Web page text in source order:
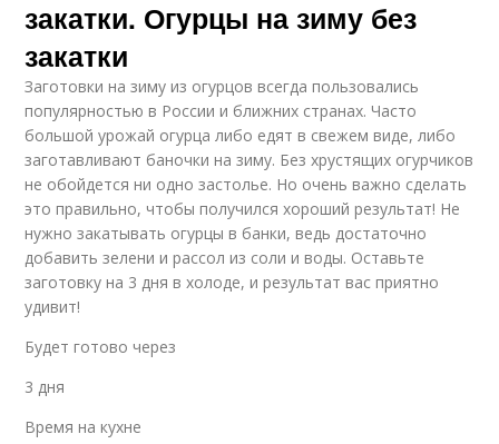
закатки. Огурцы на зиму без
закатки
Заготовки на зиму из огурцов всегда пользовались
популярностью в России и ближних странах. Часто
большой урожай огурца либо едят в свежем виде, либо
заготавливают баночки на зиму. Без хрустящих огурчиков
не обойдется ни одно застолье. Но очень важно сделать
это правильно, чтобы получился хороший результат! Не
нужно закатывать огурцы в банки, ведь достаточно
добавить зелени и рассол из соли и воды. Оставьте
заготовку на 3 дня в холоде, и результат вас приятно
удивит!
Будет готово через
3 дня
Время на кухне